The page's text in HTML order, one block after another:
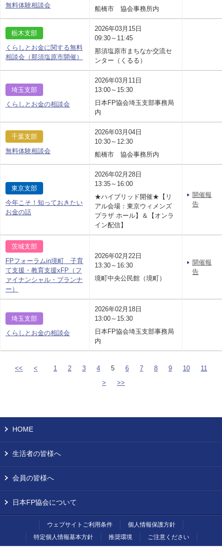
無料体験相談会
船橋市 協会事務所内
栃木支部
くらしとお金に関する無料
相談会（那須塩原市開催）
2026年03月15日
09:30～11:45
那須塩原市まちなか交流セ
ンター（くるる）
埼玉支部
くらしとお金の相談会
2026年03月11日
13:00～15:30
日本FP協会埼玉支部事務局
内
千葉支部
無料体験相談会
2026年03月04日
10:30～12:30
船橋市 協会事務所内
東京支部
今年こそ！知っておきたい
お金の話
2026年02月28日
13:35～16:00
★ハイブリッド開催★【リ
アル会場：東京ウィメンズ
プラザ ホール】＆【オンラ
イン配信】
開催報
告
茨城支部
FPフォーラムin境町 子育
て支援・教育支援xFP（フ
ァイナンシャル・プランナ
ー）
2026年02月22日
13:30～16:30
境町中央公民館（境町）
開催報
告
埼玉支部
くらしとお金の相談会
2026年02月18日
13:00～15:30
日本FP協会埼玉支部事務局
内
<< < 1 2 3 4 5 6 7 8 9 10
11
>
>>
HOME
生活者の皆様へ
会員の皆様へ
日本FP協会について
ウェブサイトご利用条件
個人情報保護方針
特定個人情報基本方針
推奨環境 ご注意ください